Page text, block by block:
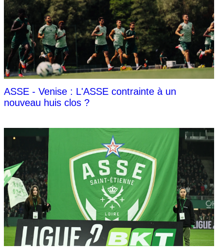
ASSE - Venise : L'ASSE contrainte à un
nouveau huis clos ?